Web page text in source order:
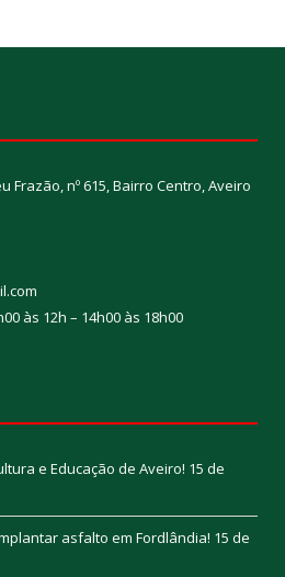
Frazão, nº 615, Bairro Centro, Aveiro
às 12h – 14h00 às 18h00
e Educação de Aveiro! 15 de
asfalto em Fordlândia! 15 de